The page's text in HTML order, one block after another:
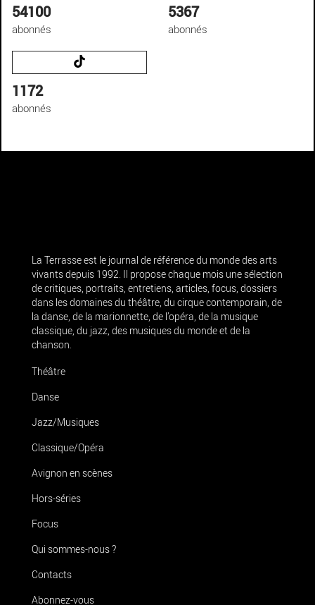
54100
abonnés
5367
abonnés
1172
abonnés
La Terrasse est le journal de référence du monde des arts
vivants depuis 1992. Il propose chaque mois une sélection
de critiques, portraits, entretiens, articles, focus, dossiers
dans les domaines du théâtre, du cirque contemporain, de
la danse, de la marionnette, de l’opéra, de la musique
classique, du jazz, des musiques du monde et de la
chanson.
Théâtre
Danse
Jazz/Musiques
Classique/Opéra
Avignon en scènes
Hors-séries
Focus
Qui sommes-nous ?
Contacts
Abonnez-vous